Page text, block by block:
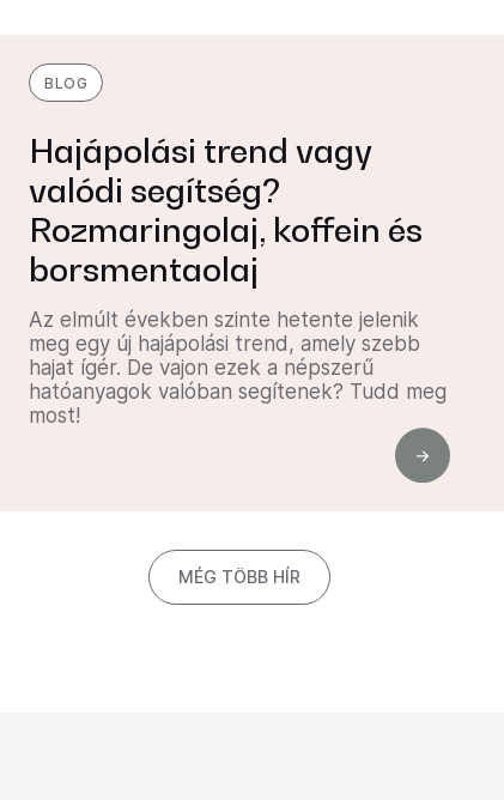
BLOG
Hajápolási trend vagy
valódi segítség?
Rozmaringolaj, koffein és
borsmentaolaj
Az elmúlt években szinte hetente jelenik
meg egy új hajápolási trend, amely szebb
hajat ígér. De vajon ezek a népszerű
hatóanyagok valóban segítenek? Tudd meg
most!
MÉG TÖBB HÍR